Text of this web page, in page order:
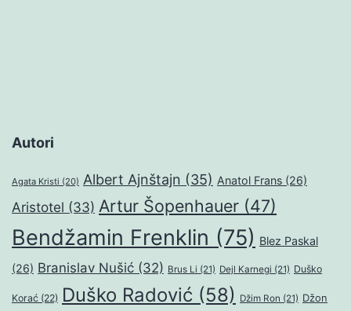
Autori
Agata Kristi (20) Albert Ajnštajn (35) Anatol Frans (26)
Aristotel (33) Artur Šopenhauer (47)
Bendžamin Frenklin (75) Blez Paskal
(26) Branislav Nušić (32) Brus Li (21) Dejl Karnegi (21) Duško
Korać (22) Duško Radović (58) Džim Ron (21) Džon